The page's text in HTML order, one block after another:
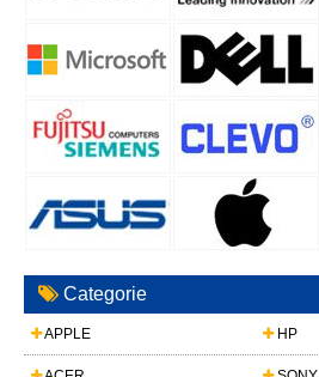
Categorie
APPLE HP